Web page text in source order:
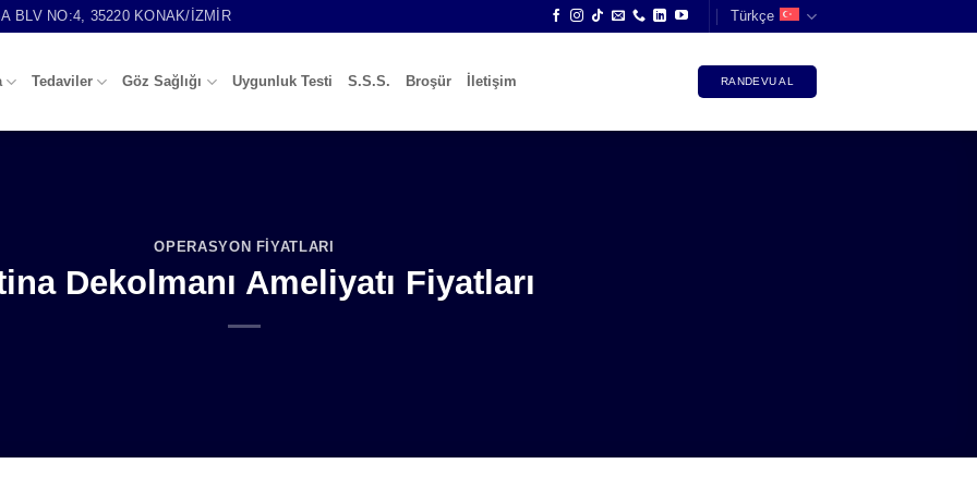
BLV NO:4, 35220 KONAK/İZMIR Türkçe
Tedaviler Göz Sağlığı Uygunluk Testi S.S.S. Broşür İletişim RANDEVU AL
OPERASYON FIYATLARI
Dekolmanı Ameliyatı Fiyatları